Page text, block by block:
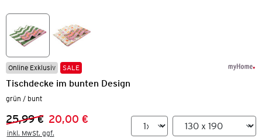
Online Exklusiv SALE
Tischdecke im bunten Design
grün / bunt
Vorheriger Preis:
25,99 €
Neuer Preis:20,00 €
inkl. MwSt. ggf.